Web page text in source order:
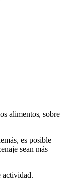
alimentos, sobre
es posible
sean más
actividad.